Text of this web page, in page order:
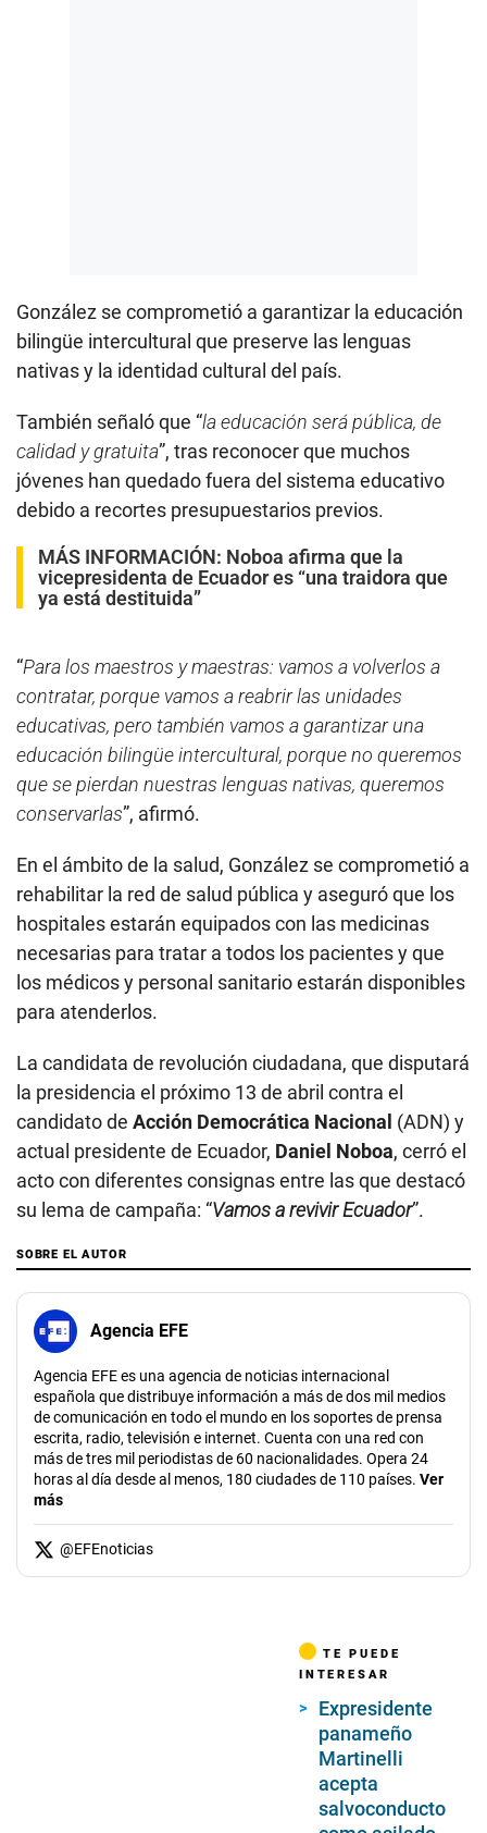
González se comprometió a garantizar la educación
bilingüe intercultural que preserve las lenguas
nativas y la identidad cultural del país.
También señaló que “la educación será pública, de
calidad y gratuita”, tras reconocer que muchos
jóvenes han quedado fuera del sistema educativo
debido a recortes presupuestarios previos.
MÁS INFORMACIÓN: Noboa afirma que la
vicepresidenta de Ecuador es “una traidora que
ya está destituida”
“Para los maestros y maestras: vamos a volverlos a
contratar, porque vamos a reabrir las unidades
educativas, pero también vamos a garantizar una
educación bilingüe intercultural, porque no queremos
que se pierdan nuestras lenguas nativas, queremos
conservarlas”, afirmó.
En el ámbito de la salud, González se comprometió a
rehabilitar la red de salud pública y aseguró que los
hospitales estarán equipados con las medicinas
necesarias para tratar a todos los pacientes y que
los médicos y personal sanitario estarán disponibles
para atenderlos.
La candidata de revolución ciudadana, que disputará
la presidencia el próximo 13 de abril contra el
candidato de Acción Democrática Nacional (ADN) y
actual presidente de Ecuador, Daniel Noboa, cerró el
acto con diferentes consignas entre las que destacó
su lema de campaña: “Vamos a revivir Ecuador”.
SOBRE EL AUTOR
Agencia EFE
Agencia EFE es una agencia de noticias internacional
española que distribuye información a más de dos mil medios
de comunicación en todo el mundo en los soportes de prensa
escrita, radio, televisión e internet. Cuenta con una red con
más de tres mil periodistas de 60 nacionalidades. Opera 24
horas al día desde al menos, 180 ciudades de 110 países. Ver
más
@EFEnoticias
TE PUEDE
INTERESAR
Expresidente
panameño
Martinelli
acepta
salvoconducto